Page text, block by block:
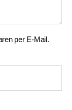
per E-Mail.